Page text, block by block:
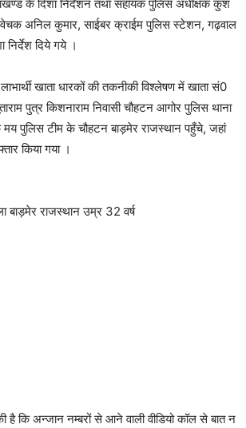
के दिशा निर्देशन तथा सहायक पुलिस अधीक्षक कुश
अनिल कुमार, साईबर क्राईम पुलिस स्टेशन, गढ़वाल
दिये गये ।
खाता धारकों की तकनीकी विश्लेषण में खाता सं0
किशनाराम निवासी चौहटन आगोर पुलिस थाना
पुलिस टीम के चौहटन बाड़मेर राजस्थान पहुँचे, जहां
किया गया ।
बाड़मेर राजस्थान उम्र 32 वर्ष
कि अन्जान नम्बरों से आने वाली वीडियो कॉल से बात न